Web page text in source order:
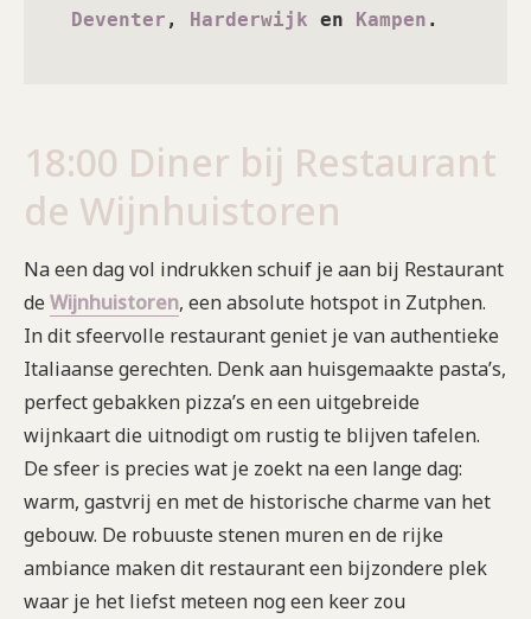
Deventer , Harderwijk en Kampen
18:00 Diner bij Restaurant
de Wijnhuistoren
Na een dag vol indrukken schuif je aan bij Restaurant
deWijnhuistoren, een absolute hotspot in Zutphen.
In dit sfeervolle restaurant geniet je van authentieke
Italiaanse gerechten. Denk aan huisgemaakte pasta’s,
perfect gebakken pizza’s en een uitgebreide
wijnkaart die uitnodigt om rustig te blijven tafelen.
De sfeer is precies wat je zoekt na een lange dag:
warm, gastvrij en met de historische charme van het
gebouw. De robuuste stenen muren en de rijke
ambiance maken dit restaurant een bijzondere plek
waar je het liefst meteen nog een keer zou